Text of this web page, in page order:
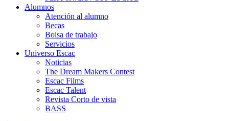
Alumnos
Atención al alumno
Becas
Bolsa de trabajo
Servicios
Universo Escac
Noticias
The Dream Makers Contest
Escac Films
Escac Talent
Revista Corto de vista
BASS